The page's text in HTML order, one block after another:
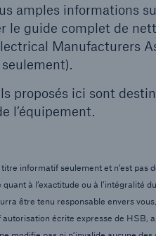
amples informations
le guide complet de
Manufacturers
proposés ici sont
l’équipement.
informatif seulement et n’est
à l’exactitude ou à l’intégralité
être tenu responsable envers
écrite expresse de HSB,